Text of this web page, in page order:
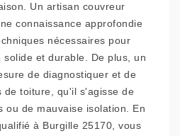
Un artisan couvreur
connaissance approfondie
nécessaires pour
et durable. De plus, un
de diagnostiquer et de
de toiture, qu'il s'agisse de
ou de mauvaise isolation. En
à Burgille 25170, vous